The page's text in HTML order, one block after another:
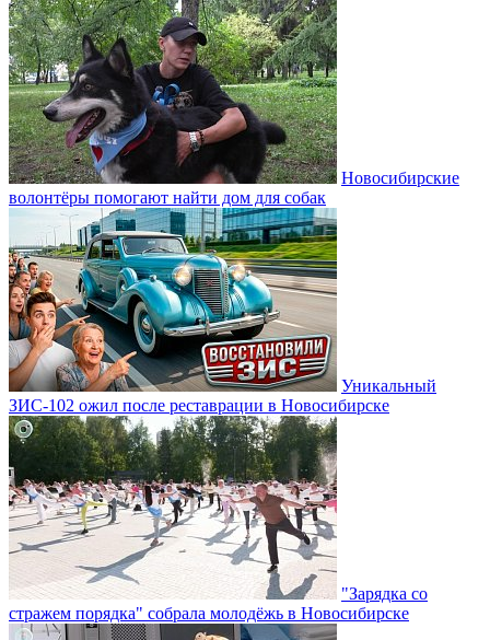
Новосибирские
волонтёры помогают найти дом для собак
Уникальный
ЗИС-102 ожил после реставрации в Новосибирске
"Зарядка со
стражем порядка" собрала молодёжь в Новосибирске